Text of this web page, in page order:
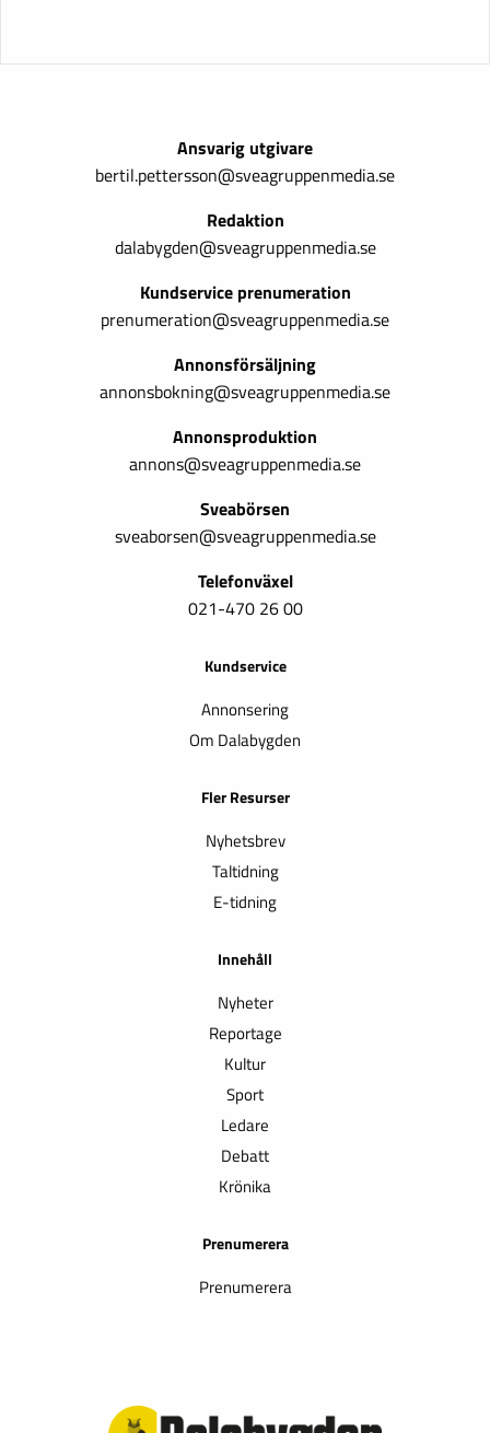
Ansvarig utgivare
bertil.pettersson@sveagruppenmedia.se
Redaktion
dalabygden@sveagruppenmedia.se
Kundservice prenumeration
prenumeration@sveagruppenmedia.se
Annonsförsäljning
annonsbokning@sveagruppenmedia.se
Annonsproduktion
annons@sveagruppenmedia.se
Sveabörsen
sveaborsen@sveagruppenmedia.se
Telefonväxel
021-470 26 00
Kundservice
Annonsering
Om Dalabygden
Fler Resurser
Nyhetsbrev
Taltidning
E-tidning
Innehåll
Nyheter
Reportage
Kultur
Sport
Ledare
Debatt
Krönika
Prenumerera
Prenumerera